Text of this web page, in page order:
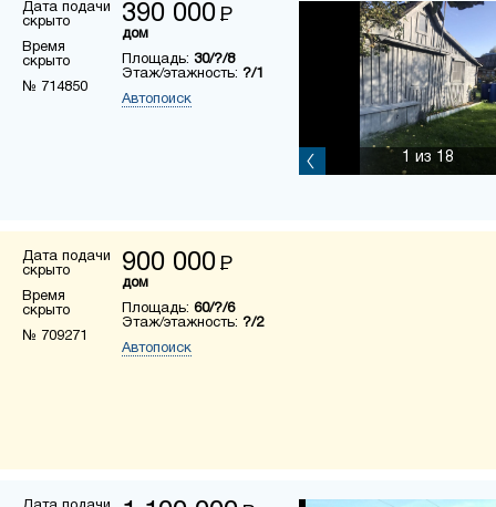
Дата подачи
скрыто
Время
скрыто
№ 714850
390 000 Р
дом
Площадь: 30/?/8
Этаж/этажность: ?/1
Автопоиск
1 из 18
Дата подачи
скрыто
Время
скрыто
№ 709271
900 000 Р
дом
Площадь: 60/?/6
Этаж/этажность: ?/2
Автопоиск